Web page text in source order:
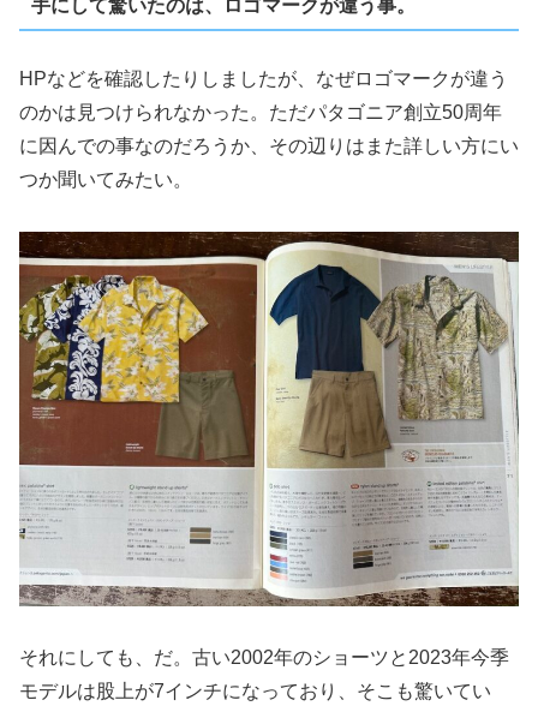
手にして驚いたのは、ロゴマークが違う事。
HPなどを確認したりしましたが、なぜロゴマークが違う
のかは見つけられなかった。ただパタゴニア創立50周年
に因んでの事なのだろうか、その辺りはまた詳しい方にい
つか聞いてみたい。
それにしても、だ。古い2002年のショーツと2023年今季
モデルは股上が7インチになっており、そこも驚いてい